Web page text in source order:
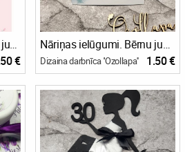
Bārbijas ielūgumi. Bērnu jubilejas ielūgums, pastkartes tipa
€
Nāriņas ielūgumi. Bērnu jubilejas ielūgums, pastkartes tipa
Dizaina darbnīca ''Ozollapa'' 1.50 €